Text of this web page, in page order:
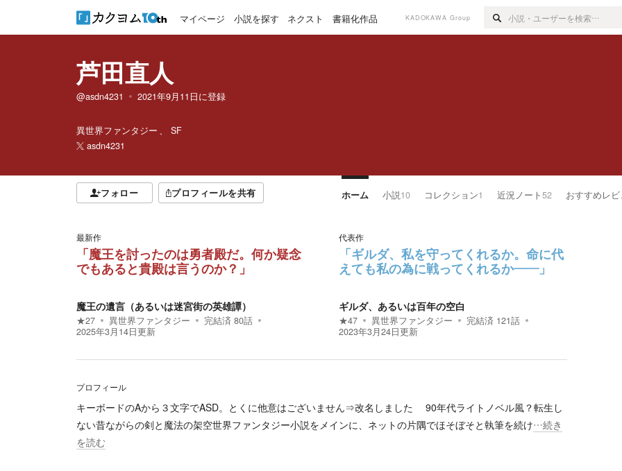
マイページ 小説を探す ネクスト 書籍化作品 KADOKAWA Group
芦田直人
@asdn4231 2021年9月11日に登録
異世界ファンタジー
SF
asdn4231
フォロー プロフィールを共有 ホーム 小説10 コレクション1 近況ノート 52 おすすめレ
最新作
「魔王を討ったのは勇者殿だ。何か疑念
でもあると貴殿は言うのか？」
魔王の遺言（あるいは迷宮街の英雄譚）
★27 異世界ファンタジー 完結済 80話
2025年3月14日更新
代表作
「ギルダ、私を守ってくれるか。命に代
えても私の為に戦ってくれるか――」
ギルダ、あるいは百年の空白
★47 異世界ファンタジー 完結済 121話
2023年3月24日更新
プロフィール
キーボードのAから３文字でASD。とくに他意はございません⇒改名しました 90年代ライトノベル風？転生し
ない昔ながらの剣と魔法の架空世界ファンタジー小説をメインに、ネットの片隅でほそぼそと執筆を続け…続き
を読む